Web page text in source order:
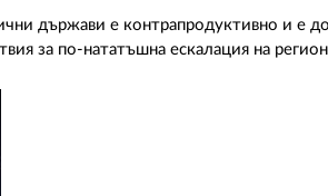
държави е контрапродуктивно и е
за по-нататъшна ескалация на